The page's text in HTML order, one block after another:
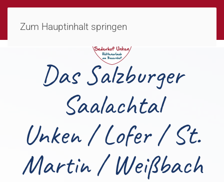
Zum Hauptinhalt springen
Das Salzburger
Saalachtal
Unken / Lofer / St.
Martin / Weißbach